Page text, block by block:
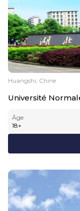
Huangshi, Chine
Université
Âge
18+